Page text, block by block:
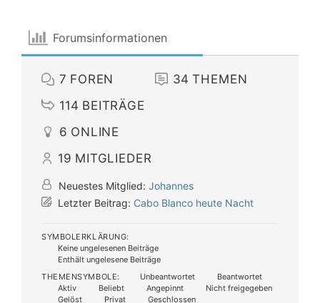
Forumsinformationen
7 FOREN 34 THEMEN
114 BEITRÄGE
6 ONLINE
19 MITGLIEDER
Neuestes Mitglied: Johannes
Letzter Beitrag: Cabo Blanco heute Nacht
SYMBOLERKLÄRUNG:
Keine ungelesenen Beiträge
Enthält ungelesene Beiträge
THEMENSYMBOLE:
Unbeantwortet
Beantwortet
Aktiv
Beliebt Angepinnt
Nicht freigegeben
Gelöst
Privat Geschlossen